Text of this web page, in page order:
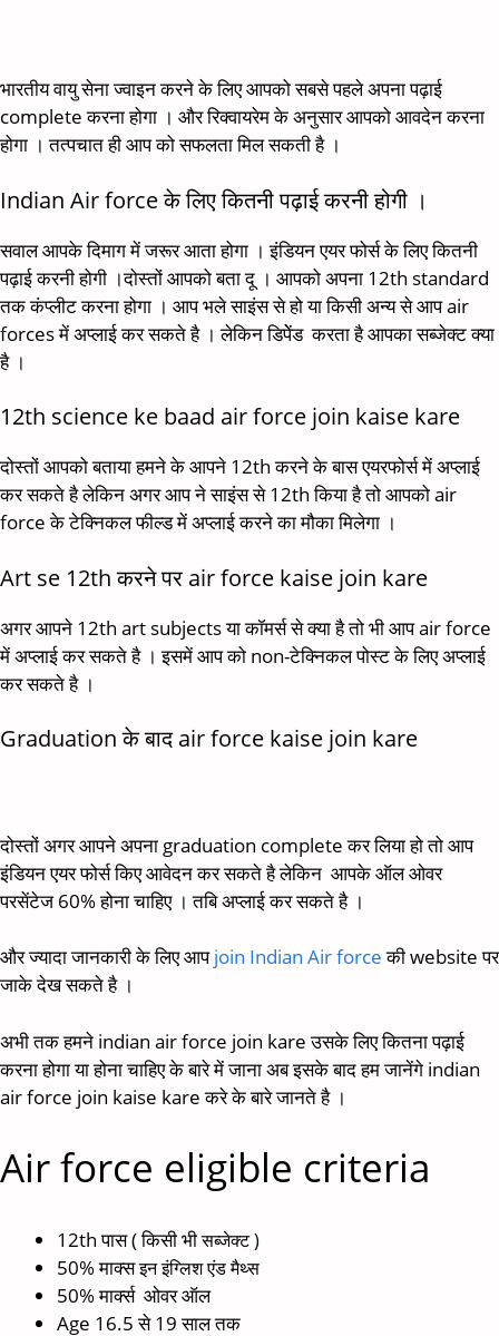
भारतीय वायु सेना ज्वाइन करने के लिए आपको सबसे पहले अपना पढ़ाई
complete करना होगा । और रिक्वायरेम के अनुसार आपको आवदेन करना
होगा । तत्पचात ही आप को सफलता मिल सकती है ।
Indian Air force के लिए कितनी पढ़ाई करनी होगी ।
सवाल आपके दिमाग में जरूर आता होगा । इंडियन एयर फोर्स के लिए कितनी
पढ़ाई करनी होगी ।दोस्तों आपको बता दू । आपको अपना 12th standard
तक कंप्लीट करना होगा । आप भले साइंस से हो या किसी अन्य से आप air
forces में अप्लाई कर सकते है । लेकिन डिपेेंड करता है आपका सब्जेक्ट क्या
है ।
12th science ke baad air force join kaise kare
दोस्तों आपको बताया हमने के आपने 12th करने के बास एयरफोर्स में अप्लाई
कर सकते है लेकिन अगर आप ने साइंस से 12th किया है तो आपको air
force के टेक्निकल फील्ड में अप्लाई करने का मौका मिलेगा ।
Art se 12th करने पर air force kaise join kare
अगर आपने 12th art subjects या कॉमर्स से क्या है तो भी आप air force
में अप्लाई कर सकते है । इसमें आप को non-टेक्निकल पोस्ट के लिए अप्लाई
कर सकते है ।
Graduation के बाद air force kaise join kare
दोस्तों अगर आपने अपना graduation complete कर लिया हो तो आप
इंडियन एयर फोर्स किए आवेदन कर सकते है लेकिन आपके ऑल ओवर
परसेंटेज 60% होना चाहिए । तबि अप्लाई कर सकते है ।
और ज्यादा जानकारी के लिए आपjoin Indian Air forceकी website पर
जाके देख सकते है ।
अभी तक हमने indian air force join kare उसके लिए कितना पढ़ाई
करना होगा या होना चाहिए के बारे में जाना अब इसके बाद हम जानेंगे indian
air force join kaise kare करे के बारे जानते है ।
Air force eligible criteria
12th पास ( किसी भीसब्जेक्ट )
50% माक्सइन इंग्लिश एंड मैथ्स
50% मार्क्स ओवर ऑल
Age 16.5 से 19 साल तक